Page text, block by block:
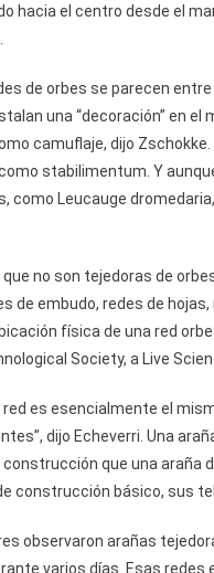
hacia el centro desde el
de orbes se parecen
una “decoración” en
camuflaje, dijo
stabilimentum. Y
como Leucauge
no son tejedoras de
de embudo, redes de
física de una red
Society, a Live
es esencialmente el
dijo Echeverri. Una
que una araña
construcción básico, sus
observaron arañas
varios días. Esas